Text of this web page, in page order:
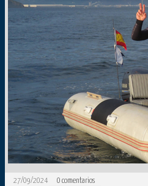
27/09/2024 0 comentarios